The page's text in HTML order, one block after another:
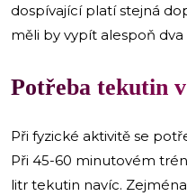
dospívající platí stejná
měli by vypít alespoň
Potřeba tekutin
Při fyzické aktivitě se
Při 45-60 minutovém
litr tekutin navíc.